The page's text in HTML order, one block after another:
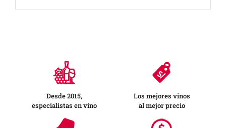
Desde 2015,
especialistas en vino
Los mejores vinos
al mejor precio